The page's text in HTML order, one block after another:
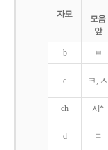
자모
모음
앞
b ㅂ
c ㅋ, ㅅ
ch 시*
d ㄷ